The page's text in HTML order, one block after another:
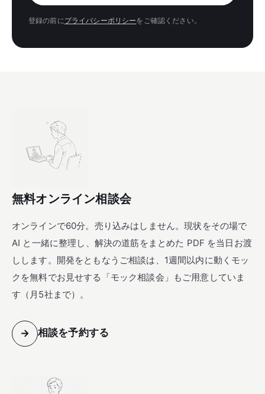
登録の前にプライバシーポリシーをご確認ください。
無料オンライン相談会
オンラインで60分。売り込みはしません。現状をその場で
AI と一緒に整理し、解決の道筋をまとめた PDF を当日お渡
しします。開発をともなうご相談は、1週間以内に動くモッ
クを無料でお見せする「モック相談会」もご用意していま
す（月5社まで）。
→ 相談を予約する